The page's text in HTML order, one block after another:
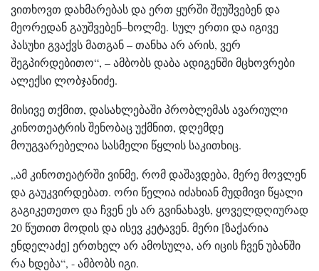
ვითხოვთ დახმარებას და ერთ ყურში შეუშვებენ და
მეორედან გაუშვებენ–ხოლმე. სულ ერთი და იგივე
პასუხი გვაქვს მათგან – თანხა არ არის, ვერ
შეგპირდებითო“, – ამბობს დაბა ადიგენში მცხოვრები
ალექსი ლობჯანიძე.
მისივე თქმით, დასახლებაში პრობლემას ავარიული
კინოთეატრის შენობაც უქმნით, დღემდე
მოუგვარებელია სასმელი წყლის საკითხიც.
„ამ კინოთეატრში ვინმე, რომ დაშავდება, მერე მოვლენ
და გაუკვირდებათ. ორი წელია იძახიან მუდმივი წყალი
გაგიკეთეთო და ჩვენ ეს არ გვინახავს, ყოველდღიურად
20 წუთით მოდის და ისევ კეტავენ. მერი [ზაქარია
ენდელაძე] ერთხელ არ ამოსულა, არ იცის ჩვენ უბანში
რა ხდება“, - ამბობს იგი.